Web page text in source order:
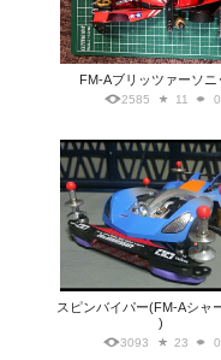
FM-Aブリッツァーソニ
2585 11 0
スピンバイパー(FM-Aシャ
)
3093 23 0